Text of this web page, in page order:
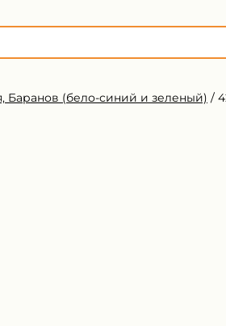
Баранов (бело-синий и зеленый) /